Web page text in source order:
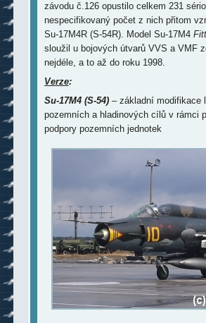
závodu č.126 opustilo celkem 231
nespecifikovaný počet z nich přitom
Su-17M4R (S-54R). Model Su-17M4
sloužil u bojových útvarů VVS a VMF
nejdéle, a to až do roku 1998.
Verze:
Su-17M4 (S-54)– základní modifikace
pozemních a hladinových cílů v rámci
podpory pozemních jednotek